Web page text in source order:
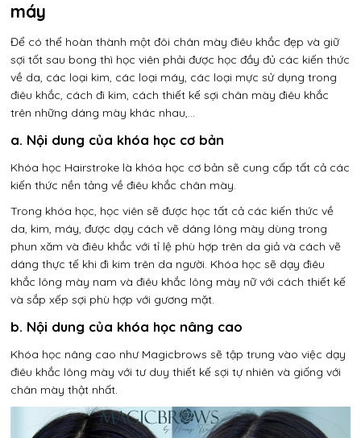
máy
Để có thể hoàn thành một đôi chân mày điêu khắc đẹp và giữ
sợi tốt sau bong thì học viên phải được học đầy đủ các kiến thức
về da, các loại kim, các loại máy, các loại mực sử dụng trong
điêu khắc, cách đi kim, cách thiết kế sợi chân mày điêu khắc
trên những dáng mày khác nhau,…
a. Nội dung của khóa học cơ bản
Khóa học Hairstroke là khóa học cơ bản sẽ cung cấp tất cả các
kiến thức nền tảng về điêu khắc chân mày.
Trong khóa học, học viên sẽ được học tất cả các kiến thức về
da, kim, máy, được dạy cách vẽ dáng lông mày dùng trong
phun xăm và điêu khắc với tỉ lệ phù hợp trên da giả và cách vẽ
dáng thực tế khi đi kim trên da người. Khóa học sẽ dạy điêu
khắc lông mày nam và điêu khắc lông mày nữ với cách thiết kế
và sắp xếp sợi phù hợp với gương mặt.
b. Nội dung của khóa học nâng cao
Khóa học nâng cao như Magicbrows sẽ tập trung vào việc dạy
điêu khắc lông mày với tư duy thiết kế sợi tự nhiên và giống với
chân mày thật nhất.